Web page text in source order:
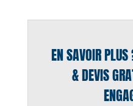
EN SAVOIR
& DEVIS